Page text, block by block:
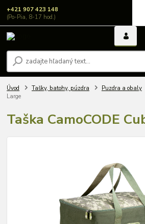
+421 907 423 148
(Po-Pia, 8-17 hod.)
Úvod Tašky, batohy, púzdra Puzdra a obaly
Large
Taška CamoCODE